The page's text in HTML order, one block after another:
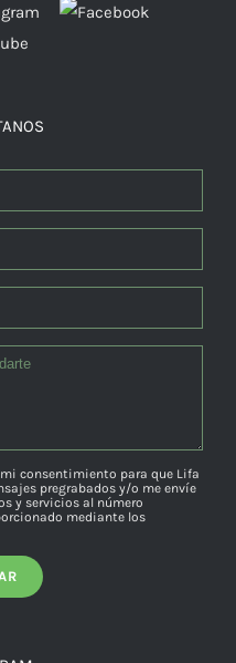
Facebook
consentimiento para que Lifa
pregrabados y/o me envíe
y servicios al número
mediante los